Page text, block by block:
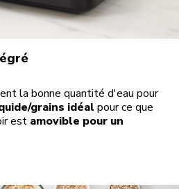
la bonne quantité d'eau pour
grains idéal pour ce que
est amovible pour un